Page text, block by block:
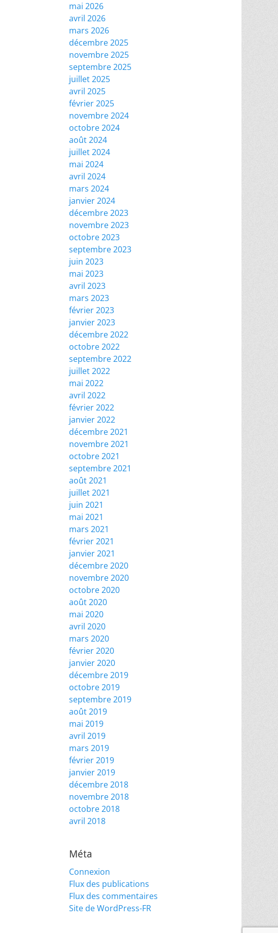
mai 2026
avril 2026
mars 2026
décembre 2025
novembre 2025
septembre 2025
juillet 2025
avril 2025
février 2025
novembre 2024
octobre 2024
août 2024
juillet 2024
mai 2024
avril 2024
mars 2024
janvier 2024
décembre 2023
novembre 2023
octobre 2023
septembre 2023
juin 2023
mai 2023
avril 2023
mars 2023
février 2023
janvier 2023
décembre 2022
octobre 2022
septembre 2022
juillet 2022
mai 2022
avril 2022
février 2022
janvier 2022
décembre 2021
novembre 2021
octobre 2021
septembre 2021
août 2021
juillet 2021
juin 2021
mai 2021
mars 2021
février 2021
janvier 2021
décembre 2020
novembre 2020
octobre 2020
août 2020
mai 2020
avril 2020
mars 2020
février 2020
janvier 2020
décembre 2019
octobre 2019
septembre 2019
août 2019
mai 2019
avril 2019
mars 2019
février 2019
janvier 2019
décembre 2018
novembre 2018
octobre 2018
avril 2018
Méta
Connexion
Flux des publications
Flux des commentaires
Site de WordPress-FR